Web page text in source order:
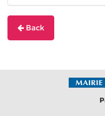
Back